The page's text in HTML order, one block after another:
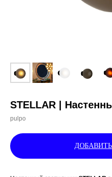
STELLAR |
pulpo